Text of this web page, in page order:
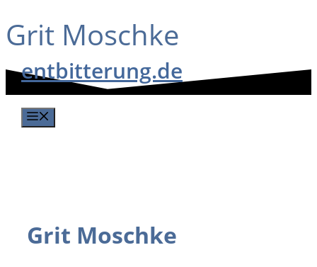
Zum
Inhalt
springen
entbitterung.de
Grit Moschke
Grit Moschke